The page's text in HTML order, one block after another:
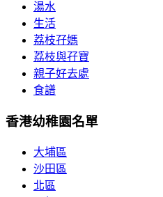
湯水
生活
荔枝孖媽
荔枝與孖寶
親子好去處
食譜
香港幼稚園名單
大埔區
沙田區
北區